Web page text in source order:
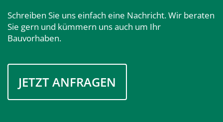
Schreiben Sie uns einfach eine Nachricht. Wir beraten
Sie gern und kümmern uns auch um Ihr
Bauvorhaben.
JETZT ANFRAGEN